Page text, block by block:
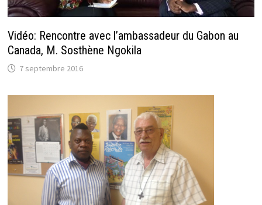
Vidéo: Rencontre avec l’ambassadeur du Gabon au
Canada, M. Sosthène Ngokila
7 septembre 2016